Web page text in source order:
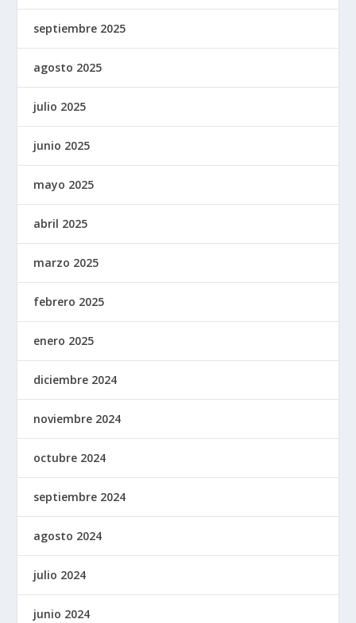
septiembre 2025
agosto 2025
julio 2025
junio 2025
mayo 2025
abril 2025
marzo 2025
febrero 2025
enero 2025
diciembre 2024
noviembre 2024
octubre 2024
septiembre 2024
agosto 2024
julio 2024
junio 2024